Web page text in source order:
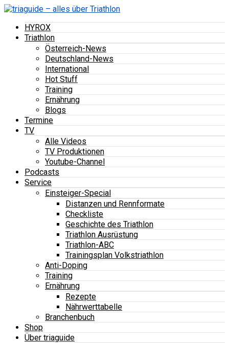
HYROX
Triathlon
Österreich-News
Deutschland-News
International
Hot Stuff
Training
Ernährung
Blogs
Termine
TV
Alle Videos
TV Produktionen
Youtube-Channel
Podcasts
Service
Einsteiger-Special
Distanzen und Rennformate
Checkliste
Geschichte des Triathlon
Triathlon Ausrüstung
Triathlon-ABC
Trainingsplan Volkstriathlon
Anti-Doping
Training
Ernährung
Rezepte
Nährwerttabelle
Branchenbuch
Shop
Über triaguide